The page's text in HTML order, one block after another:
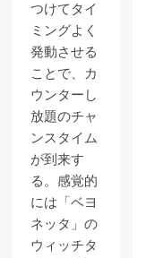
つけてタイ
ミングよく
発動させる
ことで、カ
ウンターし
放題のチャ
ンスタイム
が到来す
る。感覚的
には「ベヨ
ネッタ」の
ウィッチタ